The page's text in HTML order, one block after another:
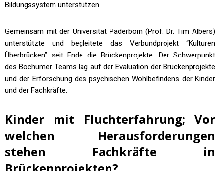
Bildungssystem unterstützen.
Gemeinsam mit der Universität Paderborn (Prof. Dr. Tim Albers)
unterstützte und begleitete das Verbundprojekt “Kulturen
Überbrücken” seit Ende die Brückenprojekte. Der Schwerpunkt
des Bochumer Teams lag auf der Evaluation der Brückenprojekte
und der Erforschung des psychischen Wohlbefindens der Kinder
und der Fachkräfte.
Kinder mit Fluchterfahrung; Vor
welchen Herausforderungen
stehen Fachkräfte in